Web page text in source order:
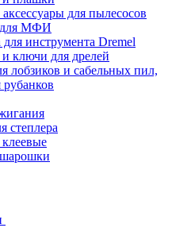
для пылесосов
для МФИ
для инструмента Dremel
ключи для дрелей
лобзиков и сабельных пил,
степлера